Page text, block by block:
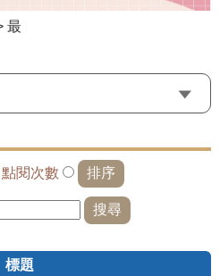
最
點閱次數
標題